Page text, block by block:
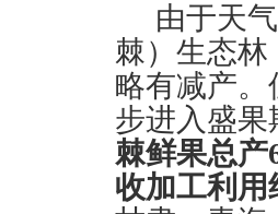
由于天
棘）生态
略有减产
步进入盛果
棘鲜果总产
收加工利用